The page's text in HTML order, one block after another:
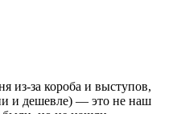
из-за короба и выступов,
и дешевле) — это не наш